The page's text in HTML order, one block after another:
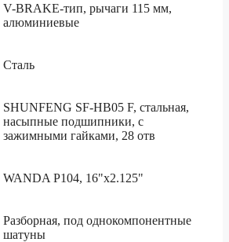
V-BRAKE-тип, рычаги 115 мм,
алюминиевые
Сталь
SHUNFENG SF-HB05 F, cтальная,
насыпные подшипники, с
зажимными гайками, 28 отв
WANDA P104, 16"x2.125"
Разборная, под однокомпонентные
шатуны